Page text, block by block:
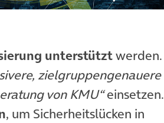
unterstütztwerden.
zielgruppengenauere
von KMU“einsetzen.
, um Sicherheitslücken in